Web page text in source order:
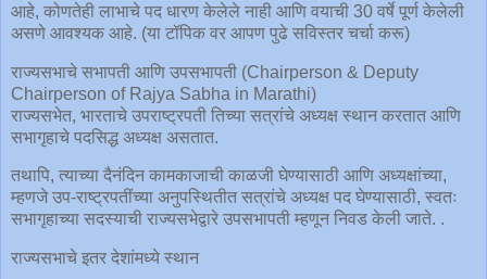
आहे, कोणतेही लाभाचे पद धारण केलेले नाही आणि वयाची 30 वर्षे पूर्ण केलेली
असणे आवश्यक आहे. (या टॉपिक वर आपण पुढे सविस्तर चर्चा करू)
राज्यसभाचे सभापती आणि उपसभापती (Chairperson & Deputy
Chairperson of Rajya Sabha in Marathi)
राज्यसभेत, भारताचे उपराष्ट्रपती तिच्या सत्रांचे अध्यक्ष स्थान करतात आणि
सभागृहाचे पदसिद्ध अध्यक्ष असतात.
तथापि, त्याच्या दैनंदिन कामकाजाची काळजी घेण्यासाठी आणि अध्यक्षांच्या,
म्हणजे उप-राष्ट्रपतींच्या अनुपस्थितीत सत्रांचे अध्यक्ष पद घेण्यासाठी, स्वतः
सभागृहाच्या सदस्याची राज्यसभेद्वारे उपसभापती म्हणून निवड केली जाते. .
राज्यसभाचे इतर देशांमध्ये स्थान